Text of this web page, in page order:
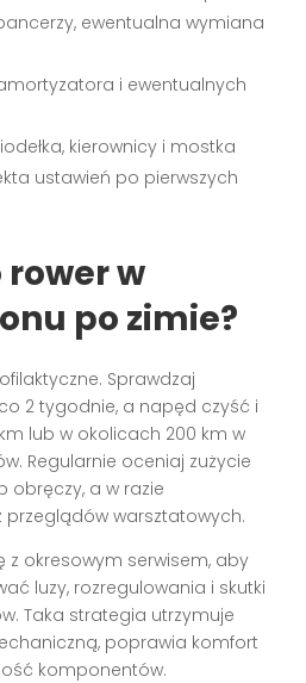
ewentualna wymiana
i ewentualnych
kierownicy i mostka
ustawień po pierwszych
w
po zimie?
Sprawdzaj
2 tygodnie, a napęd czyść i
lub w okolicach 200 km w
Regularnie oceniaj zużycie
obręczy, a w razie
przeglądów warsztatowych.
z okresowym serwisem, aby
luzy, rozregulowania i skutki
Taka strategia utrzymuje
poprawia komfort
komponentów.